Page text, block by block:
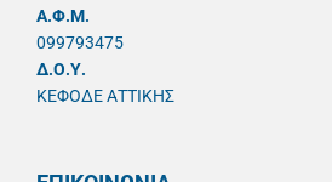
A.Φ.Μ.
099793475
Δ.Ο.Υ.
ΚΕΦΟΔΕ ΑΤΤΙΚΗΣ